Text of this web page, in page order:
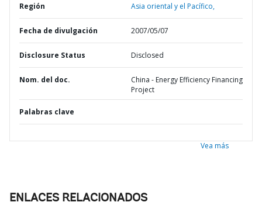
Región Asia oriental y el Pacífico,
Fecha de divulgación 2007/05/07
Disclosure Status Disclosed
Nom. del doc.
China - Energy Efficiency Financing
Project
Palabras clave
Vea más
ENLACES RELACIONADOS